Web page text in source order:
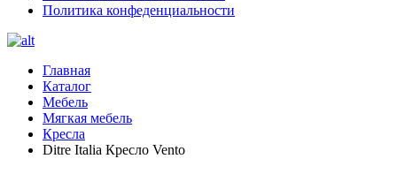
Политика конфеденциальности
Главная
Каталог
Мебель
Мягкая мебель
Кресла
Ditre Italia Кресло Vento